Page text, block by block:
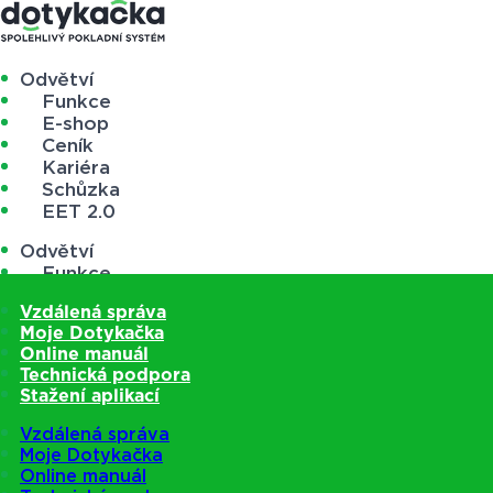
Odvětví
Funkce
E-shop
Ceník
Kariéra
Schůzka
EET 2.0
Odvětví
Funkce
Ceník
Kariéra
Schůzka
EET 2.0
Vzdálená správa
Moje Dotykačka
Online manuál
Technická podpora
Stažení aplikací
Vzdálená správa
Moje Dotykačka
Online manuál